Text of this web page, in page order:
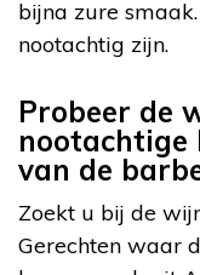
bijna zure
nootachtig zijn.
Probeer de
nootachtige
van de
Zoekt u bij de
Gerechten waar